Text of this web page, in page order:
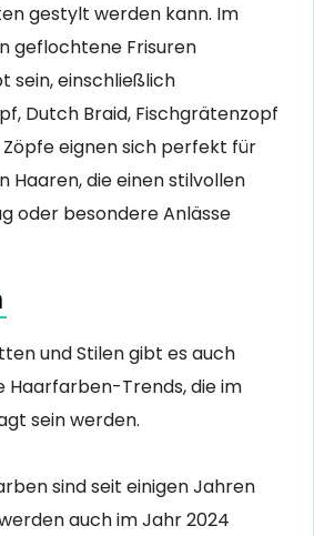
gestylt werden kann. Im
geflochtene Frisuren
sein, einschließlich
Dutch Braid, Fischgrätenzopf
Zöpfe eignen sich perfekt für
Haaren, die einen stilvollen
oder besondere Anlässe
und Stilen gibt es auch
Haarfarben-Trends, die im
sein werden.
sind seit einigen Jahren
auch im Jahr 2024